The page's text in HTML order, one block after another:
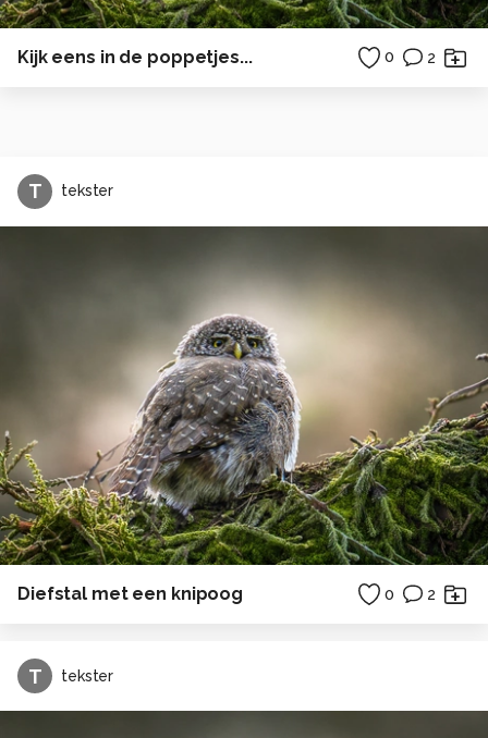
Kijk eens in de poppetjes... 0 2
T tekster
Diefstal met een knipoog 0 2
T tekster